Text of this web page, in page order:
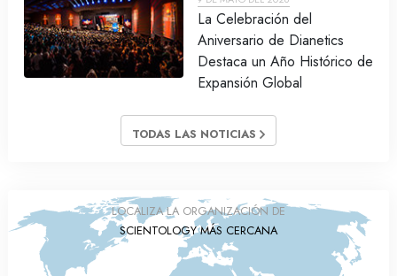
La Celebración del
Aniversario de Dianetics
Destaca un Año Histórico de
Expansión Global
TODAS LAS NOTICIAS
LOCALIZA LA ORGANIZACIÓN DE
SCIENTOLOGY MÁS CERCANA